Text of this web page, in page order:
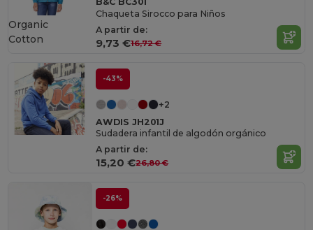
Chaqueta Sirocco para Niños
A partir de:
9,73 €16,72 €
Organic
Cotton
-43%
+2
AWDIS JH201J
Sudadera infantil de algodón orgánico
A partir de:
15,20 €26,80 €
-26%